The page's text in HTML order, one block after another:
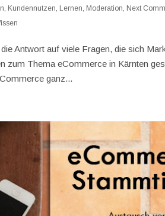
, Kundennutzen, Lernen, Moderation, Next
Antwort auf viele Fragen, die sich
zum Thema eCommerce in Kärnten
ganz...